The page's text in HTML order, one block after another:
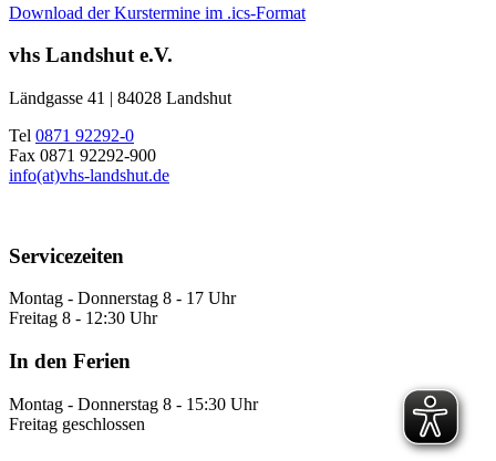
Download der Kurstermine im .ics-Format
vhs Landshut e.V.
Ländgasse 41 | 84028 Landshut
Tel 0871 92292-0
Fax 0871 92292-900
info(at)vhs-landshut.de
Servicezeiten
Montag - Donnerstag 8 - 17 Uhr
Freitag 8 - 12:30 Uhr
In den Ferien
Montag - Donnerstag 8 - 15:30 Uhr
Freitag geschlossen